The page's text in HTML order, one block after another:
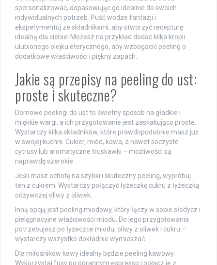
spersonalizować, dopasowując go idealnie do swoich
indywidualnych potrzeb. Puść wodze fantazji i
eksperymentuj ze składnikami, aby stworzyć recepturę
idealną dla ciebie! Możesz na przykład dodać kilka kropli
ulubionego olejku eterycznego, aby wzbogacić peeling o
dodatkowe właściwości i piękny zapach.
Jakie są przepisy na peeling do ust:
proste i skuteczne?
Domowe peelingi do ust to świetny sposób na gładkie i
miękkie wargi, a ich przygotowanie jest zaskakująco proste.
Wystarczy kilka składników, które prawdopodobnie masz już
w swojej kuchni. Cukier, miód, kawa, a nawet soczyste
cytrusy lub aromatyczne truskawki – możliwości są
naprawdę szerokie.
Jeśli masz ochotę na szybki i skuteczny peeling, wypróbuj
ten z cukrem. Wystarczy połączyć łyżeczkę cukru z łyżeczką
odżywczej oliwy z oliwek.
Inną opcją jest peeling miodowy, który łączy w sobie słodycz i
pielęgnacyjne właściwości miodu. Do jego przygotowania
potrzebujesz po łyżeczce miodu, oliwy z oliwek i cukru –
wystarczy wszystko dokładnie wymieszać.
Dla miłośników kawy idealny będzie peeling kawowy.
Wykorzystaj fusy po porannym espresso i połącz je z